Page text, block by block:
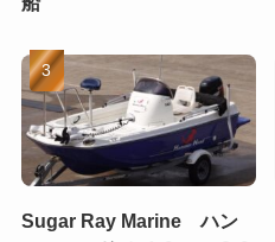
Sugar Ray Marine ハン